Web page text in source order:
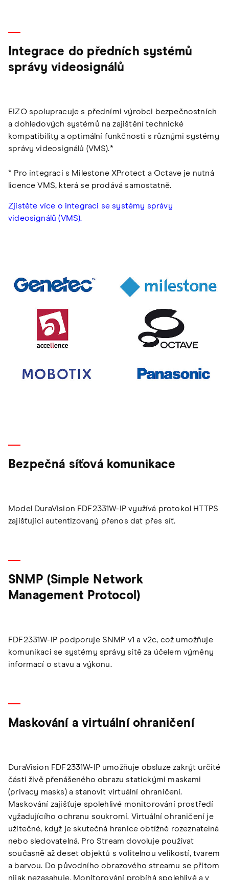
Integrace do předních systémů
správy videosignálů
EIZO spolupracuje s předními výrobci bezpečnostních
a dohledových systémů na zajištění technické
kompatibility a optimální funkčnosti s různými systémy
správy videosignálů (VMS).*
* Pro integraci s Milestone XProtect a Octave je nutná
licence VMS, která se prodává samostatně.
Zjistěte více o integraci se systémy správy
videosignálů (VMS).
Bezpečná síťová komunikace
Model DuraVision FDF2331W-IP využívá protokol HTTPS
zajišťující autentizovaný přenos dat přes síť.
SNMP (Simple Network
Management Protocol)
FDF2331W-IP podporuje SNMP v1 a v2c, což umožňuje
komunikaci se systémy správy sítě za účelem výměny
informací o stavu a výkonu.
Maskování a virtuální ohraničení
DuraVision FDF2331W-IP umožňuje obsluze zakrýt určité
části živě přenášeného obrazu statickými maskami
(privacy masks) a stanovit virtuální ohraničení.
Maskování zajišťuje spolehlivé monitorování prostředí
vyžadujícího ochranu soukromí. Virtuální ohraničení je
užitečné, když je skutečná hranice obtížně rozeznatelná
nebo sledovatelná. Pro Stream dovoluje používat
současně až deset objektů s volitelnou velikostí, tvarem
a barvou. Do původního obrazového streamu se přitom
nijak nezasahuje. Monitorování probíhá spolehlivě a v